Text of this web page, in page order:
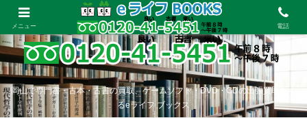
岡山で専門書・古本・古書の買取、ゲームソフト・DVD・CDの出張買取をす
るeライフ ブックス
メニュー 電話